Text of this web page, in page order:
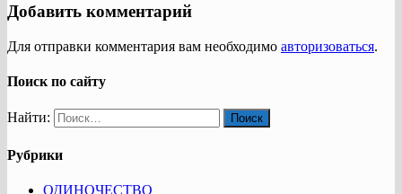
Добавить комментарий
Для отправки комментария вам необходимо авторизоваться.
Поиск по сайту
Найти:
Рубрики
ОДИНОЧЕСТВО